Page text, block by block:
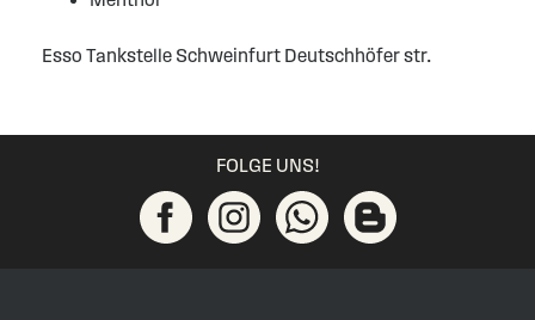
Esso Tankstelle Schweinfurt Deutschhöfer str.
FOLGE UNS!